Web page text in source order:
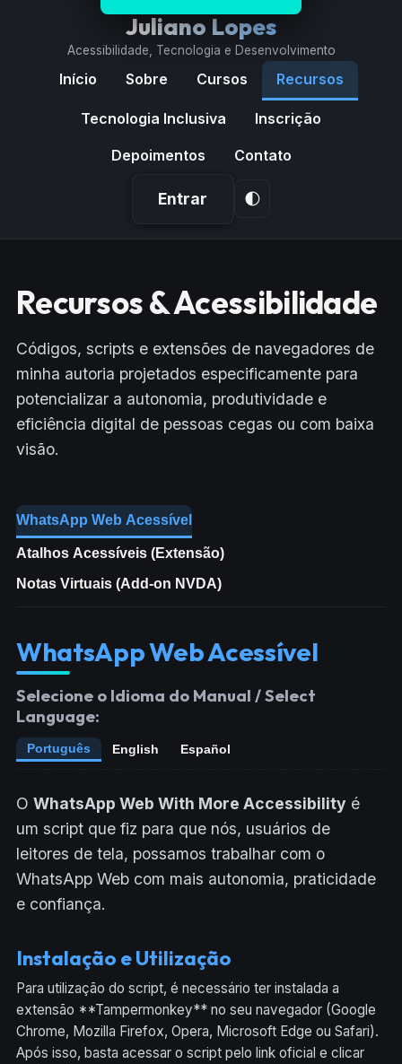
Juliano Lopes
Acessibilidade, Tecnologia e Desenvolvimento
Início Sobre Cursos Recursos
Tecnologia Inclusiva Inscrição
Depoimentos Contato
Entrar 🌓
carregada.
Recursos & Acessibilidade
Códigos, scripts e extensões de navegadores de
minha autoria projetados especificamente para
potencializar a autonomia, produtividade e
eficiência digital de pessoas cegas ou com baixa
visão.
WhatsApp Web Acessível
Atalhos Acessíveis (Extensão)
Notas Virtuais (Add-on NVDA)
WhatsApp Web Acessível
Selecione o Idioma do Manual / Select
Language:
Português English Español
O WhatsApp Web With More Accessibilityé
um script que fiz para que nós, usuários de
leitores de tela, possamos trabalhar com o
WhatsApp Web com mais autonomia, praticidade
e confiança.
Instalação e Utilização
Para utilização do script, é necessário ter instalada a
extensão **Tampermonkey** no seu navegador (Google
Chrome, Mozilla Firefox, Opera, Microsoft Edge ou Safari).
Após isso, basta acessar o script pelo link oficial e clicar